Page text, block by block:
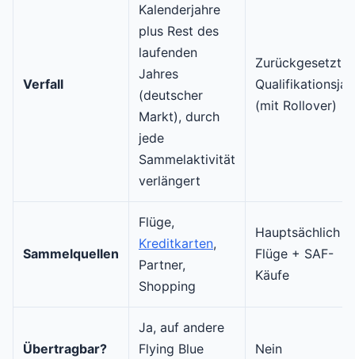
Verfall
Kalenderjahre
plus Rest des
laufenden
Jahres
(deutscher
Markt), durch
jede
Sammelaktivität
verlängert
Zurückgesetzt
(mit Rollover)
Sammelquellen
Flüge,
Kreditkarten,
Partner,
Shopping
Hauptsächlich
Flüge + SAF-
Käufe
Übertragbar?
Ja, auf andere
Flying Blue
Nein